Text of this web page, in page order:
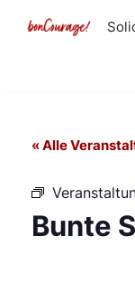
« Alle
Bunte